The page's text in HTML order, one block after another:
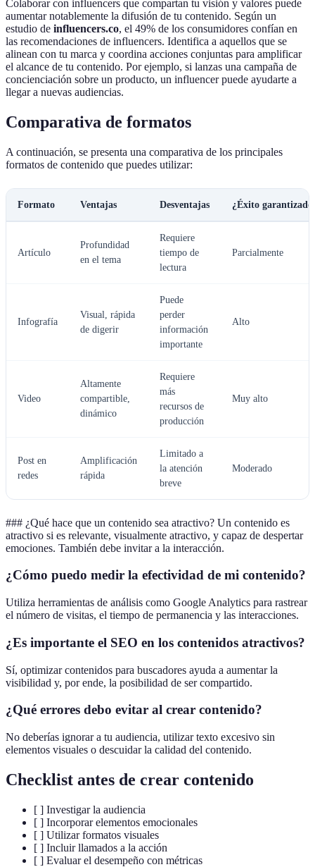
Colaborar con influencers que compartan tu visión y valores puede
aumentar notablemente la difusión de tu contenido. Según un
estudio de influencers.co, el 49% de los consumidores confían en
las recomendaciones de influencers. Identifica a aquellos que se
alinean con tu marca y coordina acciones conjuntas para amplificar
el alcance de tu contenido. Por ejemplo, si lanzas una campaña de
concienciación sobre un producto, un influencer puede ayudarte a
llegar a nuevas audiencias.
Comparativa de formatos
A continuación, se presenta una comparativa de los principales
formatos de contenido que puedes utilizar:
Formato Ventajas Desventajas ¿Éxito
Artículo
Profundidad
en el tema
Requiere
tiempo de
lectura
Parcialmente
Infografía
Visual, rápida
de digerir
Puede
perder
información
importante
Alto
Video
Altamente
compartible,
dinámico
Requiere
más
recursos de
producción
Muy alto
Post en
redes
Amplificación
rápida
Limitado a
la atención
breve
Moderado
### ¿Qué hace que un contenido sea atractivo? Un contenido es
atractivo si es relevante, visualmente atractivo, y capaz de despertar
emociones. También debe invitar a la interacción.
¿Cómo puedo medir la efectividad de mi contenido?
Utiliza herramientas de análisis como Google Analytics para rastrear
el número de visitas, el tiempo de permanencia y las interacciones.
¿Es importante el SEO en los contenidos atractivos?
Sí, optimizar contenidos para buscadores ayuda a aumentar la
visibilidad y, por ende, la posibilidad de ser compartido.
¿Qué errores debo evitar al crear contenido?
No deberías ignorar a tu audiencia, utilizar texto excesivo sin
elementos visuales o descuidar la calidad del contenido.
Checklist antes de crear contenido
[ ] Investigar la audiencia
[ ] Incorporar elementos emocionales
[ ] Utilizar formatos visuales
[ ] Incluir llamados a la acción
[ ] Evaluar el desempeño con métricas